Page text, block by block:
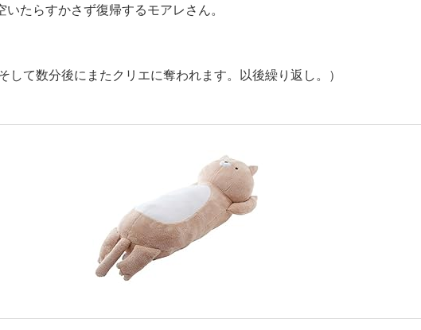
たらすかさず復帰するモアレさん。
して数分後にまたクリエに奪われます。以後繰り返し。）